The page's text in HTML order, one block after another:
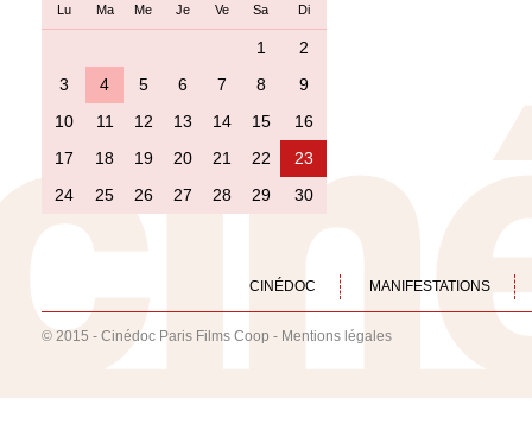
Lu Ma Me Je Ve Sa Di
1
2
3
4 5 6 7 8
9
10
11 12 13 14 15
16
17
18 19 20 21 22
23
24
25 26 27 28 29 30
CINÉDOC MANIFESTATIONS
© 2015 - Cinédoc Paris Films Coop - Mentions légales